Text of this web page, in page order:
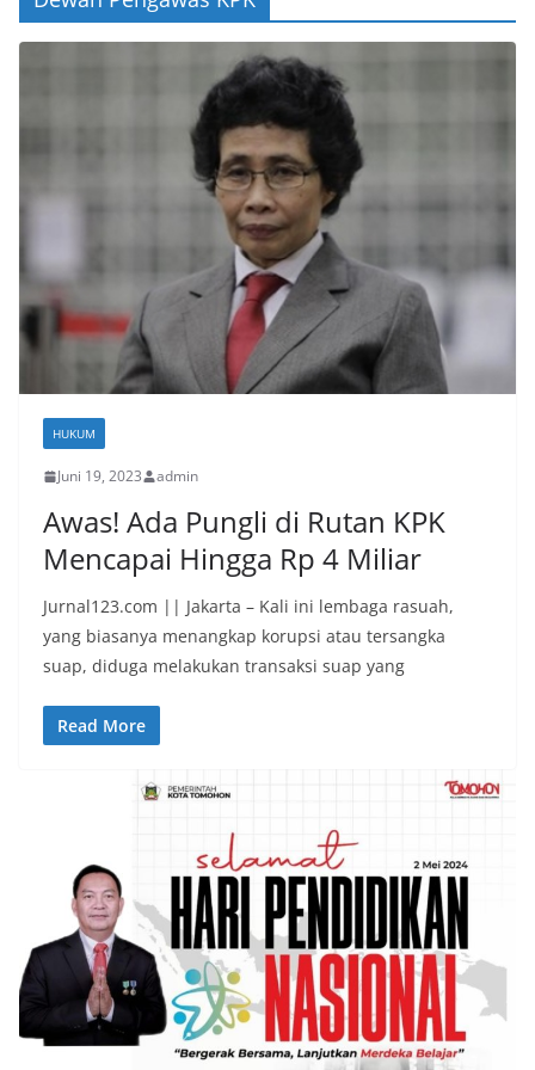
HUKUM
Juni 19, 2023 admin
Awas! Ada Pungli di Rutan KPK
Mencapai Hingga Rp 4 Miliar
Jurnal123.com || Jakarta – Kali ini lembaga rasuah,
yang biasanya menangkap korupsi atau tersangka
suap, diduga melakukan transaksi suap yang
Read More